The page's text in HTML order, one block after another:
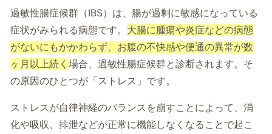
過敏性腸症候群（IBS）は、腸が過剰に敏感になっている
症状がみられる病態です。 大腸に腫瘍や炎症などの病態
がないにもかかわらず、お腹の不快感や便通の異常が数
ヶ月以上続く 場合、過敏性腸症候群と診断されます。そ
の原因のひとつが「ストレス」です。
ストレスが自律神経のバランスを崩すことによって、消
化や吸収、排泄などが正常に機能しなくなることで起こ